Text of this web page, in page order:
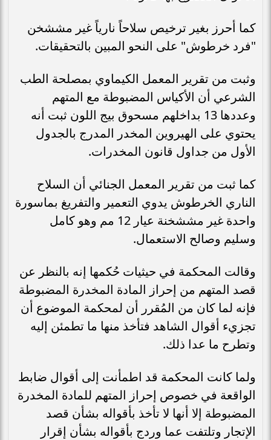
كما أحرز بغير ترخيص سلاحاً نارياً غير مششخن
"فرد خرطوش" على النحو المبين بالتحقيقات.
وثبت من تقرير المعمل الكيماوي بمصلحة الطب
الشرعي أن الأكياس المضبوطة مع المتهم
وعددها 13 بداخلهم مسحوق بيج اللون ثبت أنه
يحتوي على الهيروين المخدر المدرج بالجدول
الأول من جداول قانون المخدرات.
كما ثبت من تقرير المعمل الجنائي أن السلاح
الناري الخرطوش يدوي التعمير والتفريغ بماسورة
واحدة غير مششخنة عيار 12 مم وهو كامل
وسليم وصالح الاستعمال.
وقالت المحكمة في حيثيات حُكمها إنه بالنظر عن
قصد المتهم من إحراز المادة المخدرة المضبوطة
فإنه لما كان من المُقرر أن لمحكمة الموضوع أن
تجزيء أقوال الشاهد فتأخذ منها ما تطمئن إليه
وتطرح ما عدا ذلك.
ولما كانت المحكمة قد اطمأنت إلى أقوال ضابط
الواقعة في خصوص إحراز المتهم للمادة المخدرة
المضبوطة إلا أنها لا تأخذ بأقواله بشأن قصد
الإتجار وتلتفت عما وردج بأقواله بشأن إقرار